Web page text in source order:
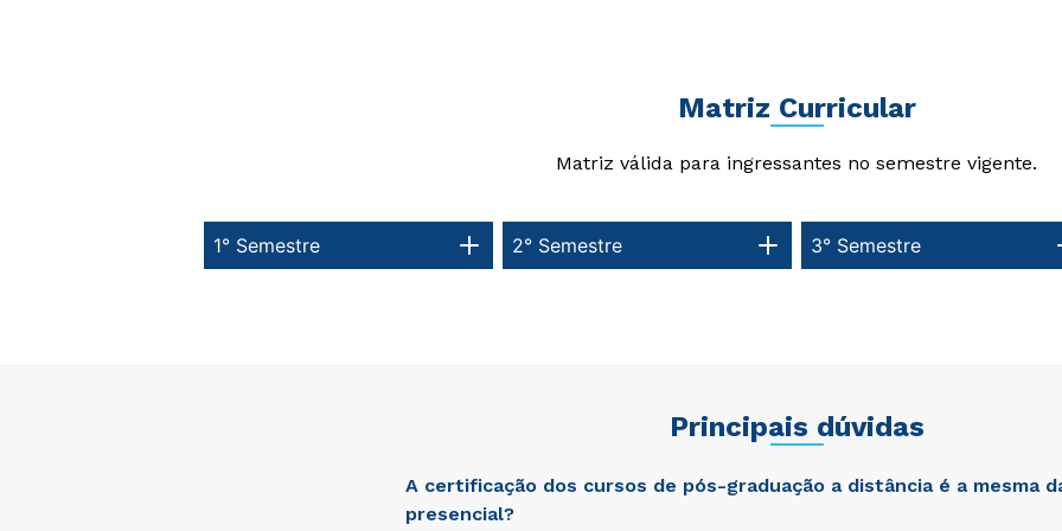
Matriz Curricular
Matriz válida para ingressantes no semestre vigente.
1° Semestre 3° Semestre
2° Semestre
Principais dúvidas
A certificação dos cursos de pós-graduação a distância é a mesma
presencial?